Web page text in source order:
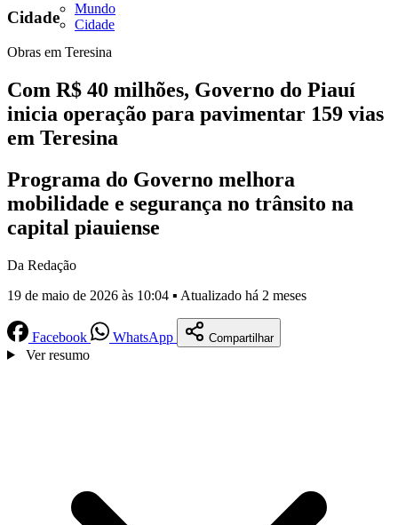
Mundo
Cidade
Cidade
Obras em Teresina
Com R$ 40 milhões, Governo do Piauí
inicia operação para pavimentar 159 vias
em Teresina
Programa do Governo melhora
mobilidade e segurança no trânsito na
capital piauiense
Da Redação
19 de maio de 2026 às 10:04 ▪ Atualizado há 2 meses
Facebook WhatsApp Compartilhar
Ver resumo